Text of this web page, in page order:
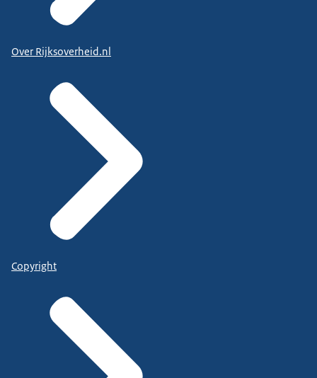
Over Rijksoverheid.nl
Copyright